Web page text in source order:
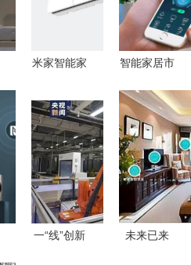
米家智能家
得优先购买
的推荐
智能家居市
的深度思考
一“线”创新
未来已来